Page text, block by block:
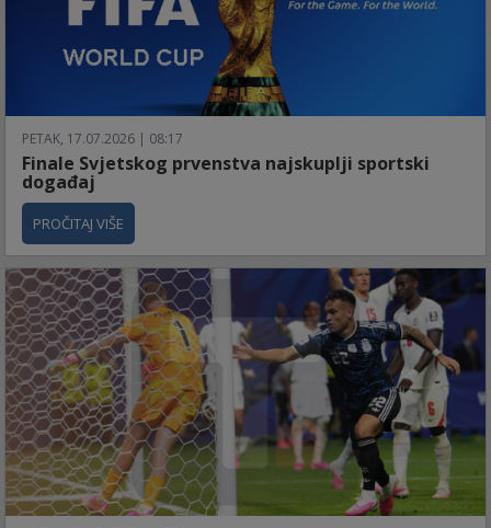
PETAK, 17.07.2026 | 08:17
Finale Svjetskog prvenstva najskuplji sportski
događaj
PROČITAJ VIŠE